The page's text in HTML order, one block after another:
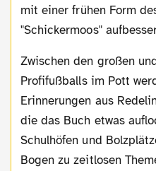
mit einer frühen Form
"Schickermoos"
Zwischen den großen und kleinen Geschichten des
Profifußballs im Pott
Erinnerungen aus
die das Buch etwas
Schulhöfen und
Bogen zu zeitlosen